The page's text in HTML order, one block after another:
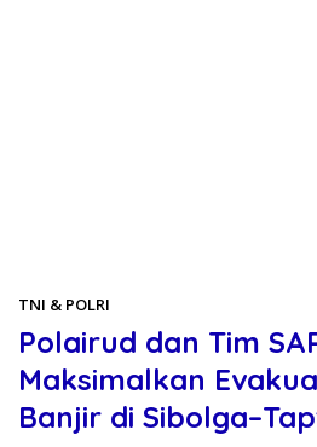
TNI & POLRI
Polairud dan Tim
Maksimalkan
Banjir di